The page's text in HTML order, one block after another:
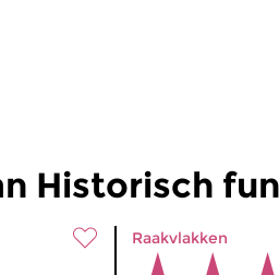
Historisch
Raakvlakken